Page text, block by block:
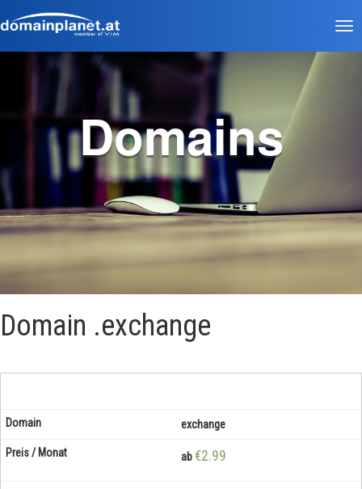
Domains
Domain .exchange
exchange
ab€2.99